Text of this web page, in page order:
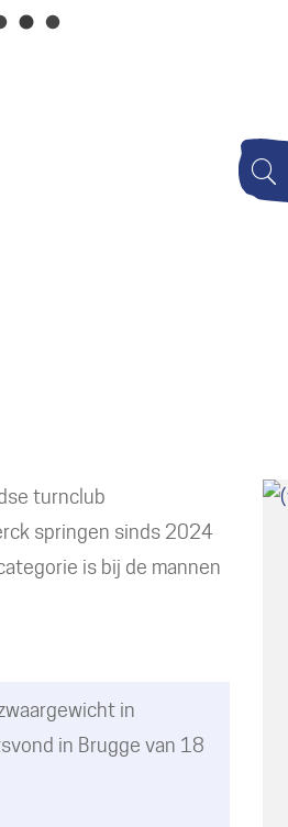
turnclub
springen sinds 2024
is bij de mannen
in
in Brugge van 18